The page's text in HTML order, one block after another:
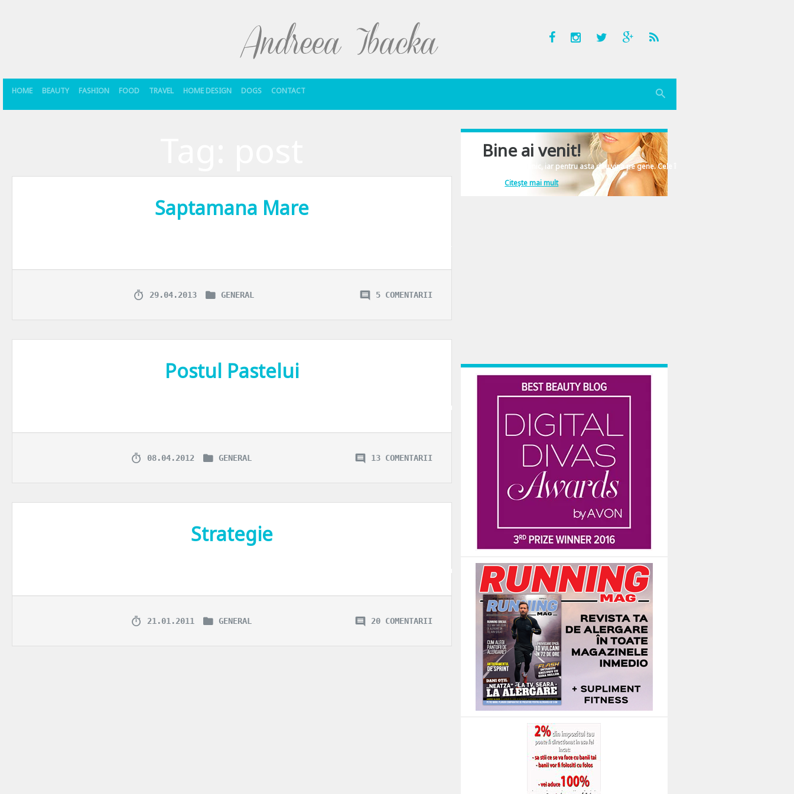
HOME BEAUTY FASHION FOOD TRAVEL HOME DESIGN DOGS CONTACT
Saptamana Mare
29.04.2013 GENERAL 5 COMENTARII
Postul Pastelui
Credinta in Dumnezeu nu se masoara probabil nici in numarul de vizite anuale la biserica, nici in valoarea sponsorizarilor facute lacaselor de cult si nici in cantitatea de carne, lapte, oua consumata. Credinta are mai
08.04.2012 GENERAL 13 COMENTARII
Strategie
Cand discutiile din casa se materializeaza partial in posturi, sfaturile sau dialogurile sunt paragrafe, imaginile devin (sau nu) poze bune de pus pe blog, raspunsurile pe diferite subiecte vin sub forma de comment-uri,
21.01.2011 GENERAL 20 COMENTARII
Bine ai venit!
Îmi place să comunic, iar pentru asta dau vina pe gene. Cele înscrise în ADN-ul femeiesc.
Citește mai mult